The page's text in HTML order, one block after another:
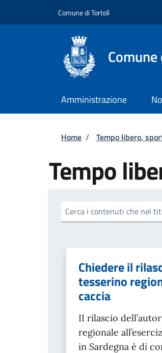
Comune di Tortolì
Amministrazione
Briciole di
Home / Tempo libero,
Tempo
Cerca i contenuti che nel
Chiedere il
tesserino
caccia
II rilascio
regionale
in Sardegna è di